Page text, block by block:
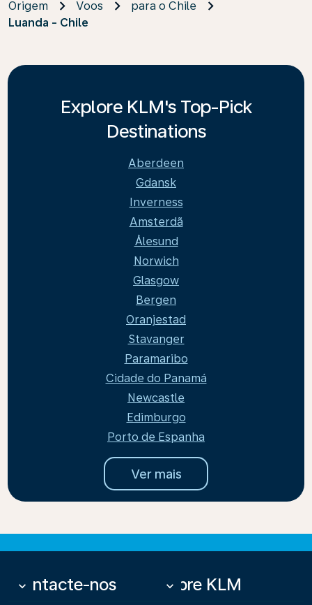
Origem Voos
para o Chile
Luanda - Chile
Explore KLM's Top-Pick
Destinations
Aberdeen
Gdansk
Inverness
Amsterdã
Ålesund
Norwich
Glasgow
Bergen
Oranjestad
Stavanger
Paramaribo
Cidade do Panamá
Newcastle
Edimburgo
Porto de Espanha
Ver mais
Contacte-nos
keyboard_arrow_down Sobre KLM
keyboard_arrow_down